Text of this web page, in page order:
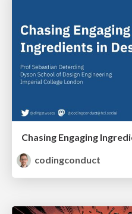
Chasing Engaging
codingconduct